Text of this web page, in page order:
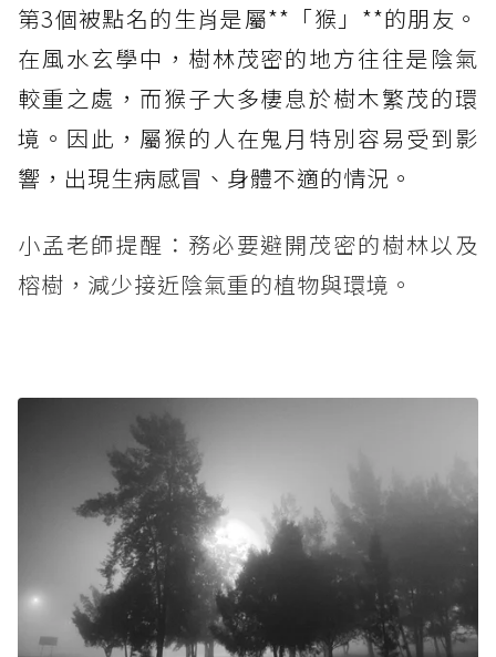
第3個被點名的生肖是屬**「猴」**的朋友。
在風水玄學中，樹林茂密的地方往往是陰氣
較重之處，而猴子大多棲息於樹木繁茂的環
境。因此，屬猴的人在鬼月特別容易受到影
響，出現生病感冒、身體不適的情況。
小孟老師提醒：務必要避開茂密的樹林以及
榕樹，減少接近陰氣重的植物與環境。